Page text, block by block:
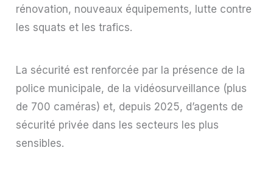
rénovation, nouveaux équipements, lutte contre
les squats et les trafics.
La sécurité est renforcée par la présence de la
police municipale, de la vidéosurveillance (plus
de 700 caméras) et, depuis 2025, d’agents de
sécurité privée dans les secteurs les plus
sensibles.